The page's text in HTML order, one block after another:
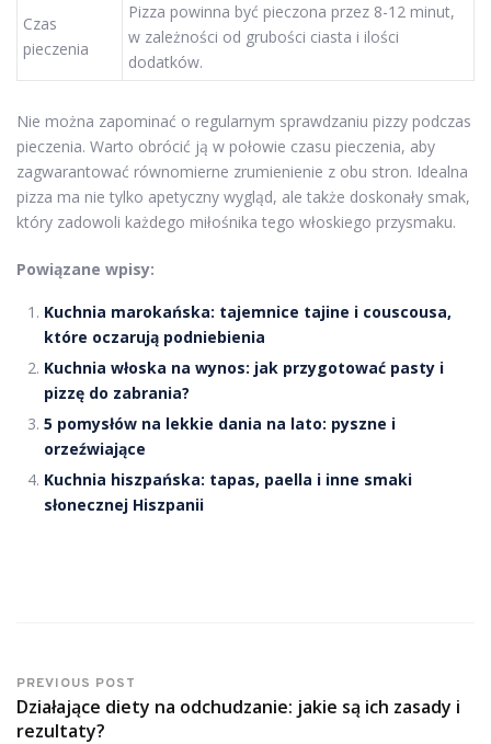
Czas
pieczenia
Pizza powinna być pieczona przez 8-12 minut,
w zależności od grubości ciasta i ilości
dodatków.
Nie można zapominać o regularnym sprawdzaniu pizzy podczas
pieczenia. Warto obrócić ją w połowie czasu pieczenia, aby
zagwarantować równomierne zrumienienie z obu stron. Idealna
pizza ma nie tylko apetyczny wygląd, ale także doskonały smak,
który zadowoli każdego miłośnika tego włoskiego przysmaku.
Powiązane wpisy:
Kuchnia marokańska: tajemnice tajine i couscousa,
które oczarują podniebienia
Kuchnia włoska na wynos: jak przygotować pasty i
pizzę do zabrania?
5 pomysłów na lekkie dania na lato: pyszne i
orzeźwiające
Kuchnia hiszpańska: tapas, paella i inne smaki
słonecznej Hiszpanii
PREVIOUS POST
Działające diety na odchudzanie: jakie są ich zasady i
rezultaty?